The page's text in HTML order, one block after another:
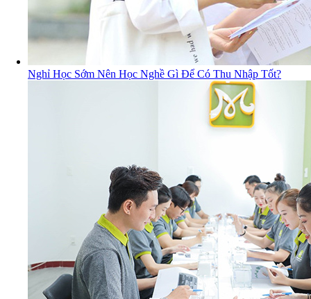
Nghỉ Học Sớm Nên Học Nghề Gì Để Có Thu Nhập Tốt?